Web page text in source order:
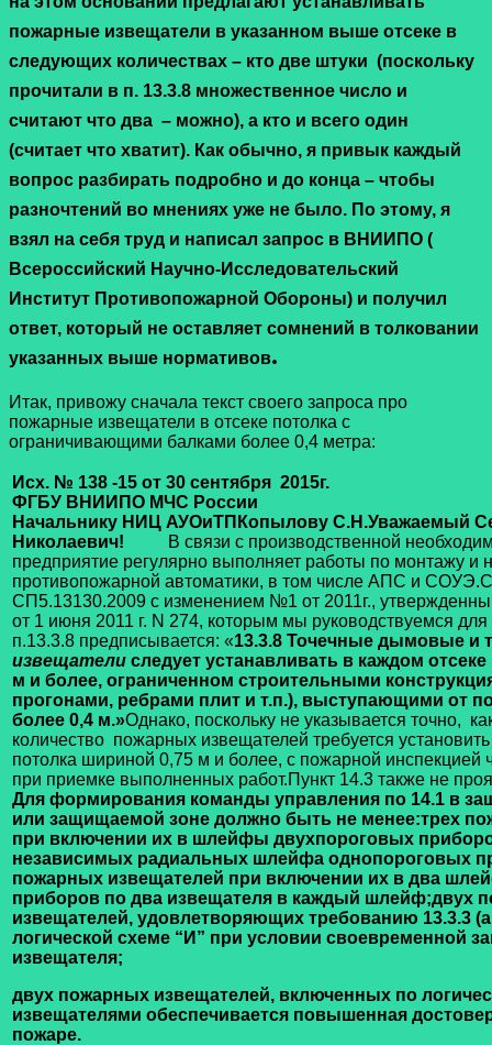
пожарные извещатели в указанном выше отсеке в
следующих количествах – кто две штуки (поскольку
прочитали в п. 13.3.8 множественное число и
считают что два – можно), а кто и всего один
(считает что хватит). Как обычно, я привык каждый
вопрос разбирать подробно и до конца – чтобы
разночтений во мнениях уже не было. По этому, я
взял на себя труд и написал запрос в ВНИИПО (
Всероссийский Научно-Исследовательский
Институт Противопожарной Обороны) и получил
ответ, который не оставляет сомнений в толковании
указанных выше нормативов.
Итак, привожу сначала текст своего запроса про
пожарные извещатели в отсеке потолка с
ограничивающими балками более 0,4 метра:
Исх. № 138 -15 от 30 сентября
ФГБУ ВНИИПО МЧС России
Начальнику НИЦ АУОиТП Копылову С.Н.Уважаемый
Николаевич!
В связи с производственной
предприятие регулярно выполняет работы по монтажу и
противопожарной автоматики, в том числе АПС и СОУЭ.
СП5.13130.2009 с изменением №1 от 2011г.,
от 1 июня 2011 г. N 274, которым мы руководствуемся
п.13.3.8 предписывается: «13.3.8 Точечные дымовые и
извещатели следует устанавливать в каждом
м и более, ограниченном строительными
прогонами, ребрами плит и т.п.), выступающими от
более 0,4 м.»Однако, поскольку не указывается точно,
количество пожарных извещателей требуется
потолка шириной 0,75 м и более, с пожарной инспекцией
при приемке выполненных работ.Пункт 14.3 также не
Для формирования команды управления по 14.1 в
или защищаемой зоне должно быть не менее:трех
при включении их в шлейфы двухпороговых
независимых радиальных шлейфа однопороговых
пожарных извещателей при включении их в два
приборов по два извещателя в каждый шлейф;двух
извещателей, удовлетворяющих требованию 13.3.3 (а
логической схеме “И” при условии своевременной
извещателя;
двух пожарных извещателей, включенных по
извещателями обеспечивается повышенная
пожаре.